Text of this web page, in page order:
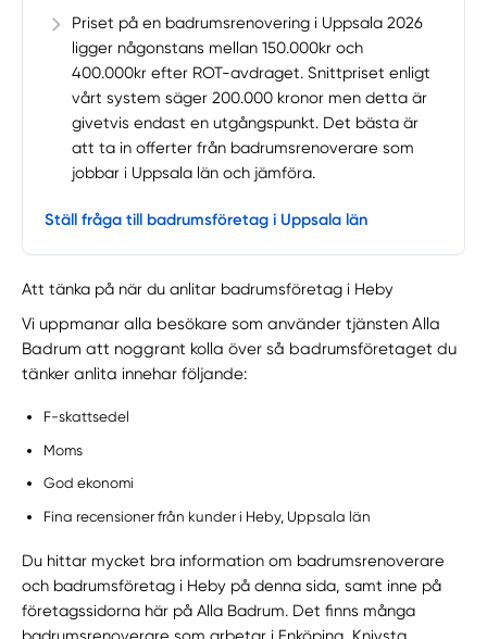
Priset på en badrumsrenovering i Uppsala 2026
ligger någonstans mellan 150.000kr och
400.000kr efter ROT-avdraget. Snittpriset enligt
vårt system säger 200.000 kronor men detta är
givetvis endast en utgångspunkt. Det bästa är
att ta in offerter från badrumsrenoverare som
jobbar i Uppsala län och jämföra.
Ställ fråga till badrumsföretag i Uppsala län
Att tänka på när du anlitar badrumsföretag i Heby
Vi uppmanar alla besökare som använder tjänsten Alla
Badrum att noggrant kolla över så badrumsföretaget du
tänker anlita innehar följande:
F-skattsedel
Moms
God ekonomi
Fina recensioner från kunder i Heby, Uppsala län
Du hittar mycket bra information om badrumsrenoverare
och badrumsföretag i Heby på denna sida, samt inne på
företagssidorna här på Alla Badrum. Det finns många